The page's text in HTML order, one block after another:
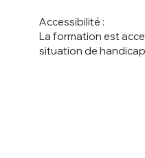
Accessibilité :
La formation est
situation de